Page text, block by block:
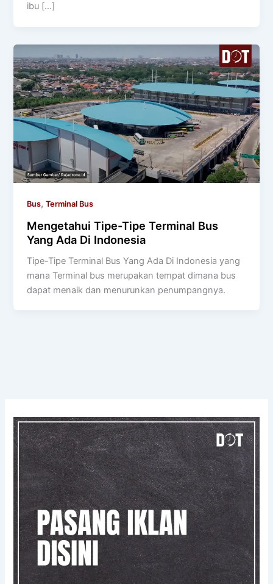
ibu […]
Bus,Terminal Bus
Mengetahui Tipe-Tipe Terminal Bus
Yang Ada Di Indonesia
Tipe-Tipe Terminal Bus Yang Ada Di Indonesia yang
mana Terminal bus merupakan tempat dimana bus
dapat menaik dan menurunkan penumpangnya.